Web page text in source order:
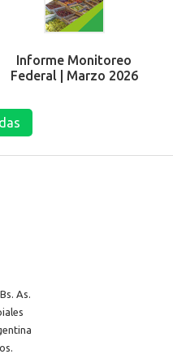
Informe Monitoreo
Federal | Marzo 2026
As.